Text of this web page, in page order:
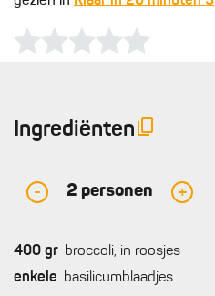
Ingrediënten
- 2 personen +
400 gr broccoli, in roosjes
enkele basilicumblaadjes